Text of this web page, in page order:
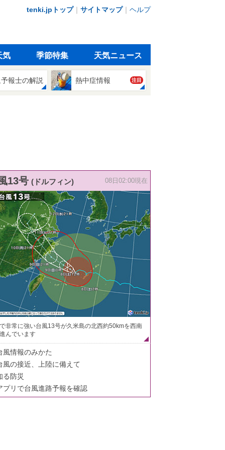
tenki.jpトップ｜ サイトマップ｜ ヘルプ
気 季節特集 天気ニュース
報士の解説 熱中症情報 注目
13号 (ドルフィン) 08日02:00現在
非常に強い台風13号が久米島の北西約50kmを西南
んでいます
風情報のみかた
風の接近、上陸に備えて
る防災
プリで台風進路予報を確認